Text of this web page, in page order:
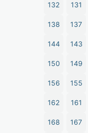
131
132
137
138
143
144
149
150
155
156
161
162
167
168